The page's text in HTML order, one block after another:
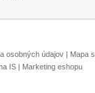
osobných údajov | Mapa
IS | Marketing eshopu